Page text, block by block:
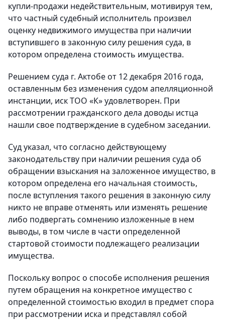
купли-продажи недействительным, мотивируя тем,
что частный судебный исполнитель произвел
оценку недвижимого имущества при наличии
вступившего в законную силу решения суда, в
котором определена стоимость имущества.
Решением суда г. Актобе от 12 декабря 2016 года,
оставленным без изменения судом апелляционной
инстанции, иск ТОО «К» удовлетворен. При
рассмотрении гражданского дела доводы истца
нашли свое подтверждение в судебном заседании.
Суд указал, что согласно действующему
законодательству при наличии решения суда об
обращении взыскания на заложенное имущество, в
котором определена его начальная стоимость,
после вступления такого решения в законную силу
никто не вправе отменять или изменять решение
либо подвергать сомнению изложенные в нем
выводы, в том числе в части определенной
стартовой стоимости подлежащего реализации
имущества.
Поскольку вопрос о способе исполнения решения
путем обращения на конкретное имущество с
определенной стоимостью входил в предмет спора
при рассмотрении иска и представлял собой